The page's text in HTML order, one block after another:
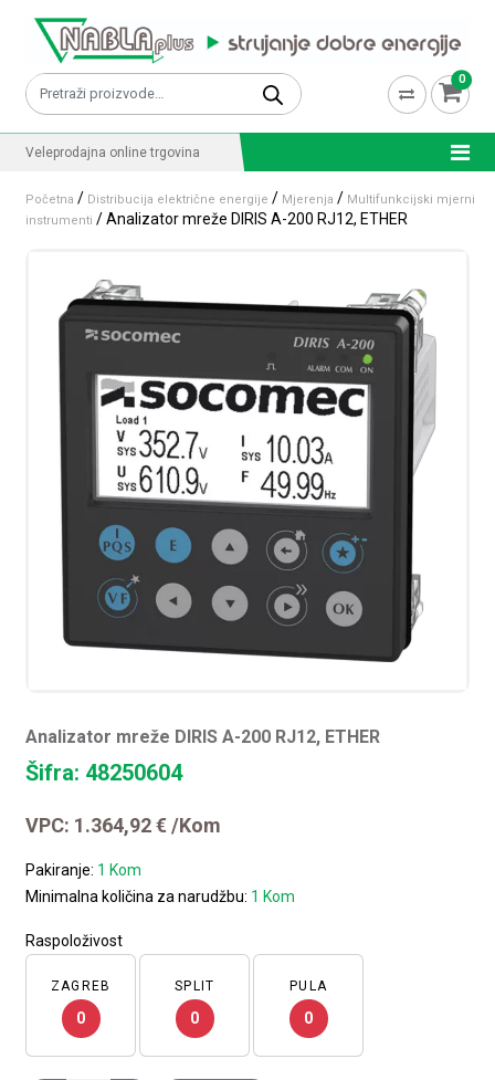
Pretraži: 0
Veleprodajna online trgovina
Početna / Distribucija električne energije / Mjerenja / Multifunkcijski mjerni
instrumenti / Analizator mreže DIRIS A-200 RJ12, ETHER
Analizator mreže DIRIS A-200 RJ12, ETHER
Šifra: 48250604
VPC: 1.364,92€ /Kom
Pakiranje: 1 Kom
Minimalna količina za narudžbu: 1 Kom
Raspoloživost
ZAGREB
0
SPLIT
0
PULA
0